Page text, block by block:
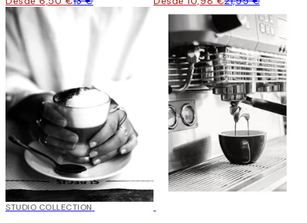
50%*
STUDIO COLLECTION